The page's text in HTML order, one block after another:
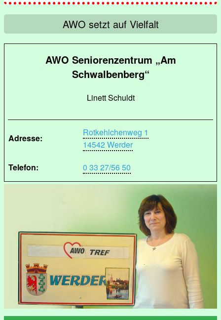
AWO setzt auf Vielfalt
AWO Seniorenzentrum „Am
Schwalbenberg“
Linett Schuldt
Adresse:
Rotkehlchenweg 1
14542 Werder
Telefon:
0 33 27/56 50